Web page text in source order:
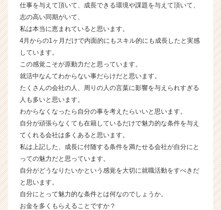
ー・
長
企
ら
ス
カ
ト
が
く
就
活
サ
ト
チ
仕事を与えて頂いて、成長できる環境や課題を与えて頂いて、
志の高い同期がいて、
私は本当に恵まれていると思います。
4月からの1ヶ月だけで内面的にもスキル的にも成長したと実感
しています。
この感覚こそが原動力だと思っています。
就活中なんてわからない事だらけだと思います。
たくさんの会社の人、周りの人の言葉に影響を与えられすぎる
人も多いと思います。
わからなくなったら自分の事を考えたらいいと思います。
自分が頑張らなくても在籍しているだけで魅力的な条件を与え
てくれる会社は多くあると思います。
私は上記した、成長に付随する条件を満たせる会社が自分にと
っての魅力だと思っています。
自分がどうなりたいかという感覚を大切に就職活動をすべきだ
と思います。
自分にとって魅力的な条件とは何なのでしょうか。
お金を多くもらえることですか？